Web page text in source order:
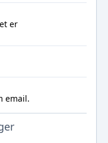
er
email.